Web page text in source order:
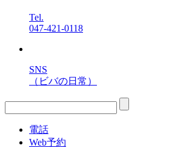
Tel.
047-421-0118
SNS
（ビバの日常）
電話
Web予約